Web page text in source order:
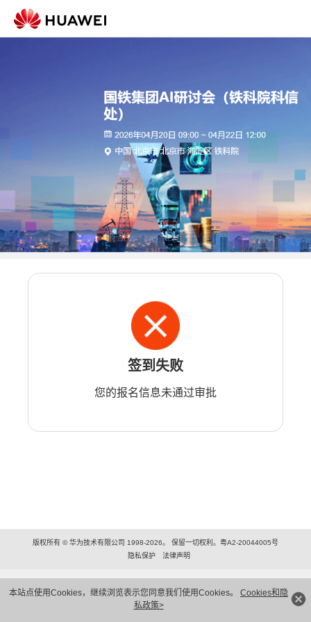
本站点使用Cookies，继续浏览表示您同意我们使用Cookies。 Cookies和隐
私政策>
签到失败
您的报名信息未通过审批
版权所有 © 华为技术有限公司 1998-2026。 保留一切权利。粤A2-20044005号
隐私保护
法律声明